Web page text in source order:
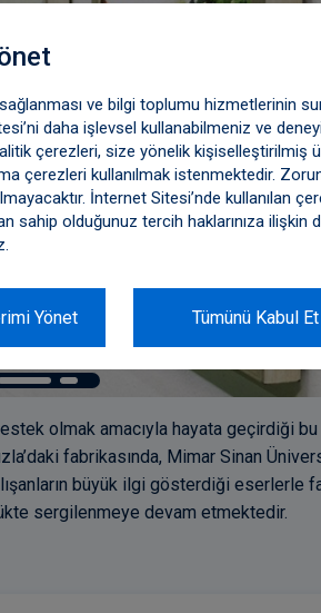
olmak amacıyla hayata geçirdiği
fabrikasında, Mimar Sinan
büyük ilgi gösterdiği eserlerle
sergilenmeye devam etmektedir.
ve bilgi toplumu hizmetlerinin
daha işlevsel kullanabilmeniz ve
çerezleri, size yönelik kişiselleştirilmiş
çerezleri kullanılmak istenmektedir.
İnternet Sitesi’nde kullanılan
sahip olduğunuz tercih haklarınıza ilişkin
Yönet Tümünü Kabul Et